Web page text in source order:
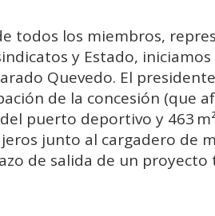
todos los miembros,
y Estado,
Quevedo. El
de la concesión (que
puerto deportivo y 463
junto al cargadero de
de salida de un